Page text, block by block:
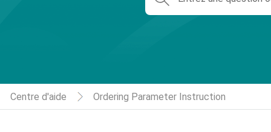
Centre d'aide Ordering Parameter Instruction